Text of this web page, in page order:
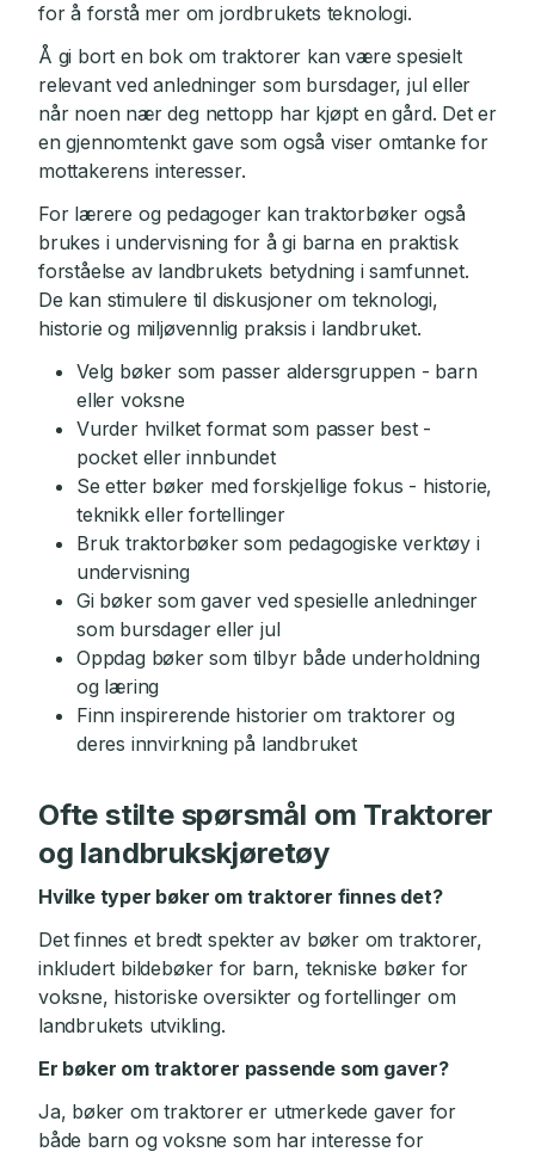
for å forstå mer om jordbrukets teknologi.
Å gi bort en bok om traktorer kan være spesielt
relevant ved anledninger som bursdager, jul eller
når noen nær deg nettopp har kjøpt en gård. Det er
en gjennomtenkt gave som også viser omtanke for
mottakerens interesser.
For lærere og pedagoger kan traktorbøker også
brukes i undervisning for å gi barna en praktisk
forståelse av landbrukets betydning i samfunnet.
De kan stimulere til diskusjoner om teknologi,
historie og miljøvennlig praksis i landbruket.
Velg bøker som passer aldersgruppen - barn
eller voksne
Vurder hvilket format som passer best -
pocket eller innbundet
Se etter bøker med forskjellige fokus - historie,
teknikk eller fortellinger
Bruk traktorbøker som pedagogiske verktøy i
undervisning
Gi bøker som gaver ved spesielle anledninger
som bursdager eller jul
Oppdag bøker som tilbyr både underholdning
og læring
Finn inspirerende historier om traktorer og
deres innvirkning på landbruket
Ofte stilte spørsmål om Traktorer
og landbrukskjøretøy
Hvilke typer bøker om traktorer finnes det?
Det finnes et bredt spekter av bøker om traktorer,
inkludert bildebøker for barn, tekniske bøker for
voksne, historiske oversikter og fortellinger om
landbrukets utvikling.
Er bøker om traktorer passende som gaver?
Ja, bøker om traktorer er utmerkede gaver for
både barn og voksne som har interesse for